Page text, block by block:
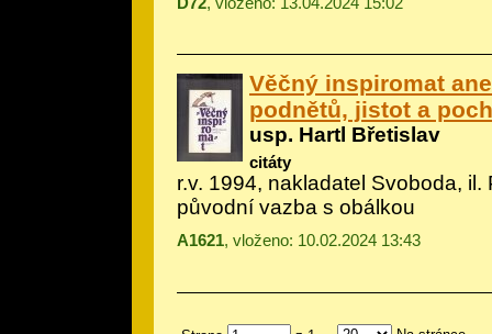
Věčný inspiromat
podnětů, jistot a
usp. Hartl Břetislav
citáty
r.v. 1994, nakladatel Svoboda, il.
původní vazba s obálkou
A1621, vloženo: 10.02.2024 13:43